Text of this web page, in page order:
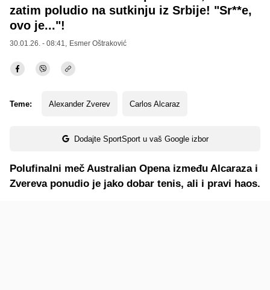
zatim poludio na sutkinju iz Srbije! "Sr**e,
ovo je..."!
30.01.26. - 08:41, Esmer Oštraković
Teme: Alexander Zverev Carlos Alcaraz
Dodajte SportSport u vaš Google izbor
Polufinalni meč Australian Opena između Alcaraza i
Zvereva ponudio je jako dobar tenis, ali i pravi haos.